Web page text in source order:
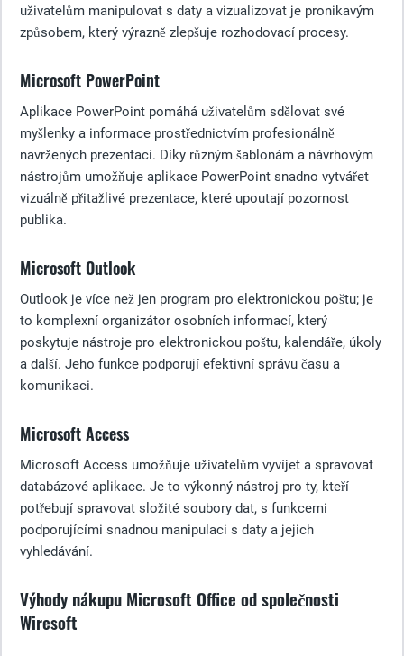
uživatelům manipulovat s daty a vizualizovat je pronikavým
způsobem, který výrazně zlepšuje rozhodovací procesy.
Microsoft PowerPoint
Aplikace PowerPoint pomáhá uživatelům sdělovat své
myšlenky a informace prostřednictvím profesionálně
navržených prezentací. Díky různým šablonám a návrhovým
nástrojům umožňuje aplikace PowerPoint snadno vytvářet
vizuálně přitažlivé prezentace, které upoutají pozornost
publika.
Microsoft Outlook
Outlook je více než jen program pro elektronickou poštu; je
to komplexní organizátor osobních informací, který
poskytuje nástroje pro elektronickou poštu, kalendáře, úkoly
a další. Jeho funkce podporují efektivní správu času a
komunikaci.
Microsoft Access
Microsoft Access umožňuje uživatelům vyvíjet a spravovat
databázové aplikace. Je to výkonný nástroj pro ty, kteří
potřebují spravovat složité soubory dat, s funkcemi
podporujícími snadnou manipulaci s daty a jejich
vyhledávání.
Výhody nákupu Microsoft Office od společnosti
Wiresoft